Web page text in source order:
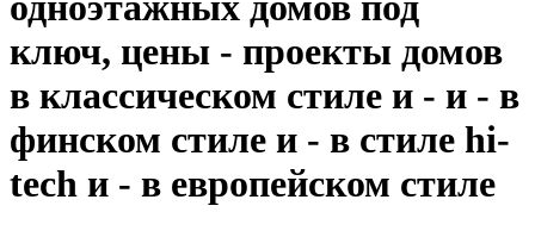
ключ, цены - проекты домов
в классическом стиле и - и - в
финском стиле и - в стиле hi-
tech и - в европейском стиле